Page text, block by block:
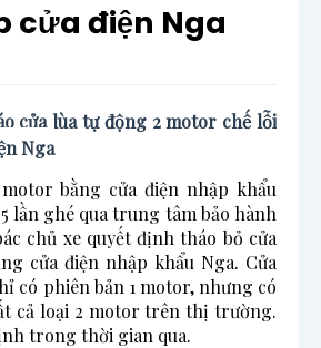
cửa điện Nga
cửa lùa tự động 2 motor chế lỗi
Nga
bằng cửa điện nhập khẩu
lần ghé qua trung tâm bảo hành
chủ xe quyết định tháo bỏ cửa
cửa điện nhập khẩu Nga. Cửa
có phiên bản 1 motor, nhưng có
cả loại 2 motor trên thị trường.
trong thời gian qua.